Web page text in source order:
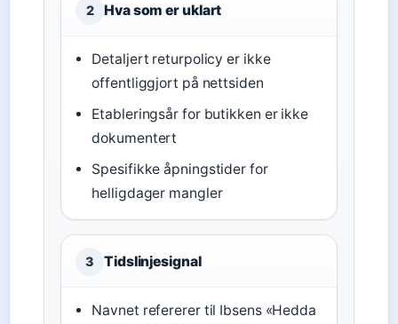
2 Hva som er uklart
Detaljert returpolicy er ikke
offentliggjort på nettsiden
Etableringsår for butikken er ikke
dokumentert
Spesifikke åpningstider for
helligdager mangler
3 Tidslinjesignal
Navnet refererer til Ibsens «Hedda